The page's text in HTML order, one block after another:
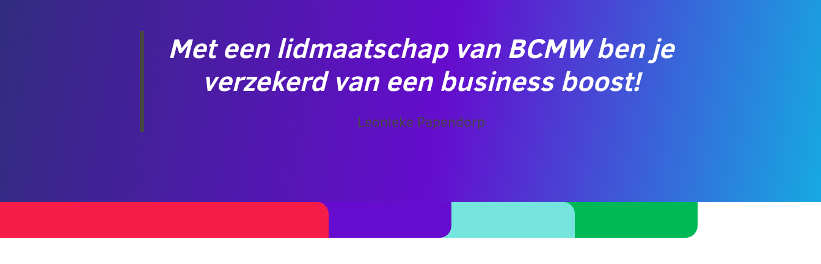
Met een lidmaatschap van BCMW ben je
verzekerd van een business boost!
Leonieke Papendorp